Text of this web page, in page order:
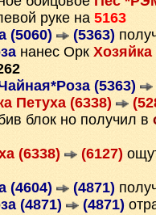
руке на 5163
(5060) (5363)
нанес Орк
(5363)
Петуха (6338)
блок но получил в
(6338) (6127)
(4604) (4871)
(4871) (4871)